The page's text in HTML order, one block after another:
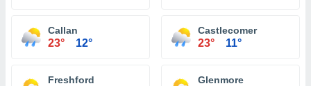
Callan
23° 12°
Castlecomer
23° 11°
Freshford Glenmore